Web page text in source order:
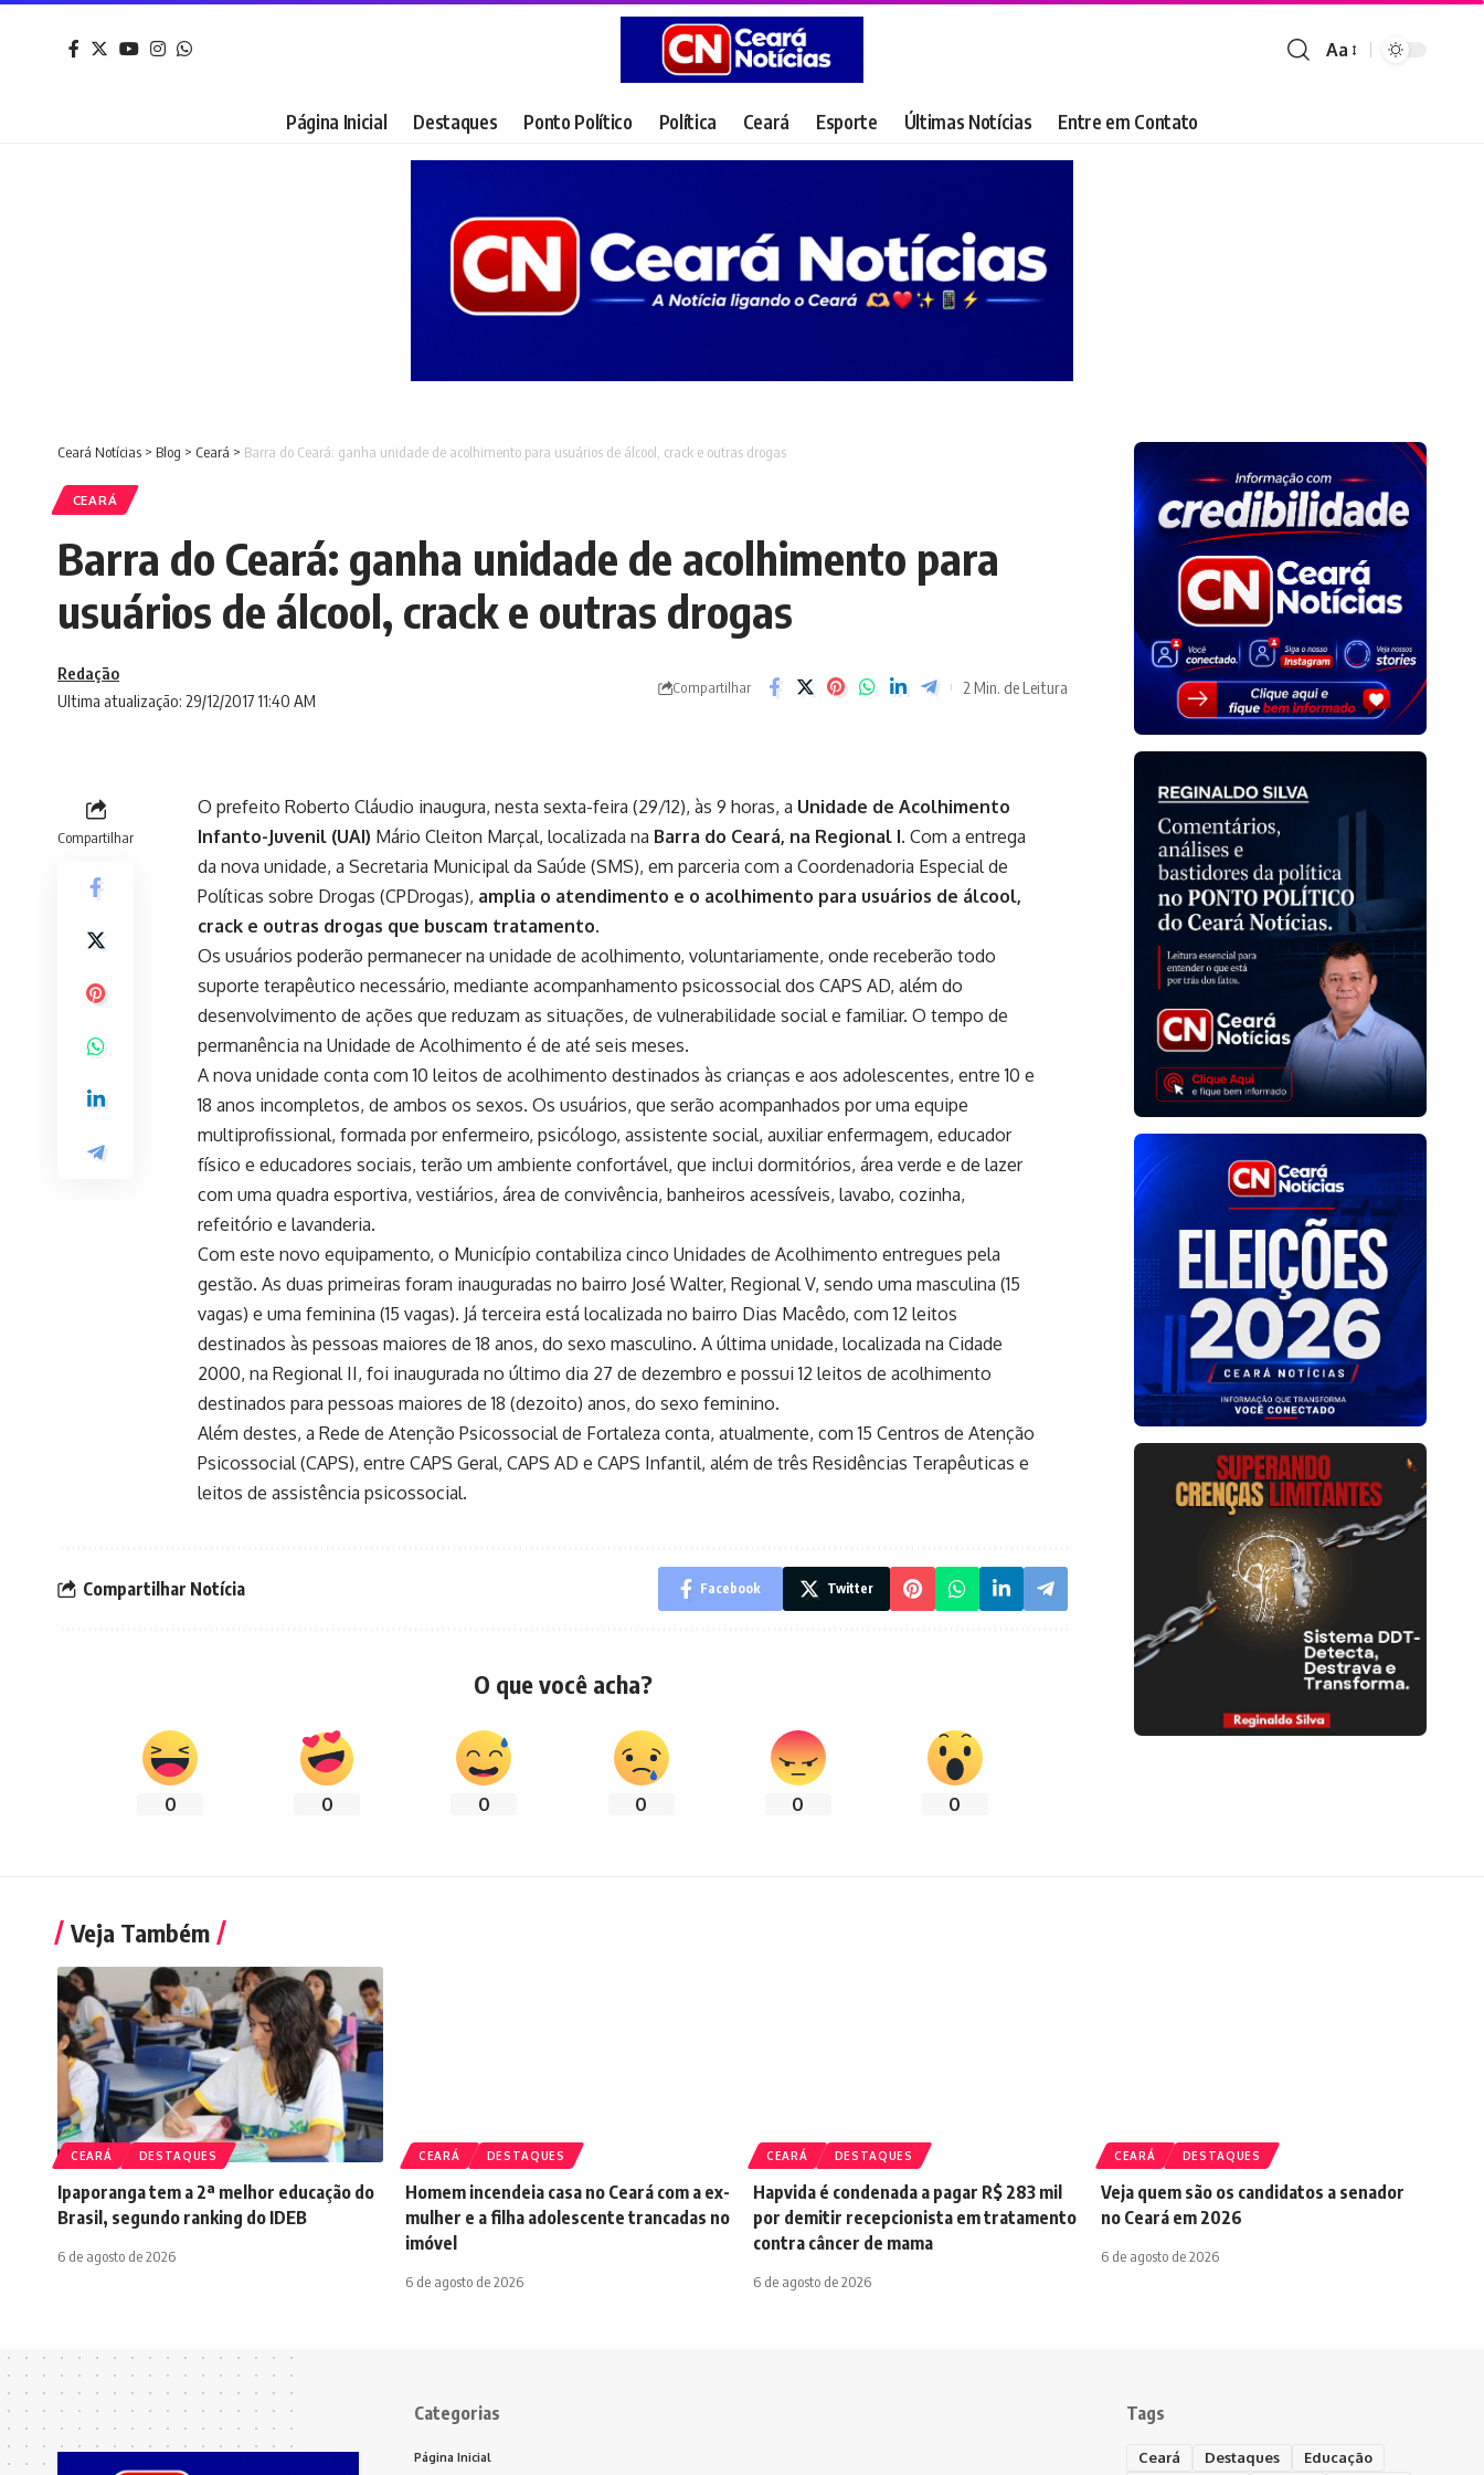
Font
Aa
Página Inicial Destaques Ponto Político Política Ceará Esporte Últimas Notícias Entre em Contato
Ceará Notícias > Blog > Ceará > Barra do Ceará: ganha unidade de acolhimento para usuários de álcool, crack e outras drogas
CEARÁ
Barra do Ceará: ganha unidade de acolhimento para
usuários de álcool, crack e outras drogas
Ultima atualização: 29/12/2017 11:40 AM
Redação
Compartilhar 2 Min. de Leitura
Compartilhar
O prefeito Roberto Cláudio inaugura, nesta sexta-feira (29/12), às 9 horas, a Unidade de Acolhimento
Infanto-Juvenil (UAI) Mário Cleiton Marçal, localizada na Barra do Ceará, na Regional I. Com a entrega
da nova unidade, a Secretaria Municipal da Saúde (SMS), em parceria com a Coordenadoria Especial de
Políticas sobre Drogas (CPDrogas), amplia o atendimento e o acolhimento para usuários de álcool,
crack e outras drogas que buscam tratamento.
Os usuários poderão permanecer na unidade de acolhimento, voluntariamente, onde receberão todo
suporte terapêutico necessário, mediante acompanhamento psicossocial dos CAPS AD, além do
desenvolvimento de ações que reduzam as situações, de vulnerabilidade social e familiar. O tempo de
permanência na Unidade de Acolhimento é de até seis meses.
A nova unidade conta com 10 leitos de acolhimento destinados às crianças e aos adolescentes, entre 10 e
18 anos incompletos, de ambos os sexos. Os usuários, que serão acompanhados por uma equipe
multiprofissional, formada por enfermeiro, psicólogo, assistente social, auxiliar enfermagem, educador
físico e educadores sociais, terão um ambiente confortável, que inclui dormitórios, área verde e de lazer
com uma quadra esportiva, vestiários, área de convivência, banheiros acessíveis, lavabo, cozinha,
refeitório e lavanderia.
Com este novo equipamento, o Município contabiliza cinco Unidades de Acolhimento entregues pela
gestão. As duas primeiras foram inauguradas no bairro José Walter, Regional V, sendo uma masculina (15
vagas) e uma feminina (15 vagas). Já terceira está localizada no bairro Dias Macêdo, com 12 leitos
destinados às pessoas maiores de 18 anos, do sexo masculino. A última unidade, localizada na Cidade
2000, na Regional II, foi inaugurada no último dia 27 de dezembro e possui 12 leitos de acolhimento
destinados para pessoas maiores de 18 (dezoito) anos, do sexo feminino.
Além destes, a Rede de Atenção Psicossocial de Fortaleza conta, atualmente, com 15 Centros de Atenção
Psicossocial (CAPS), entre CAPS Geral, CAPS AD e CAPS Infantil, além de três Residências Terapêuticas e
leitos de assistência psicossocial.
Compartilhar Notícia Facebook Twitter
O que você acha?
0 0 0 0 0 0
Veja Também
CEARÁ DESTAQUES
Ipaporanga tem a 2ª melhor educação do
Brasil, segundo ranking do IDEB
6 de agosto de 2026
CEARÁ DESTAQUES
Homem incendeia casa no Ceará com a ex-
mulher e a filha adolescente trancadas no
imóvel
6 de agosto de 2026
CEARÁ DESTAQUES
Hapvida é condenada a pagar R$ 283 mil
por demitir recepcionista em tratamento
contra câncer de mama
6 de agosto de 2026
CEARÁ DESTAQUES
Veja quem são os candidatos a senador
no Ceará em 2026
6 de agosto de 2026
Categorias
Página Inicial
Tags
Ceará Destaques Educação